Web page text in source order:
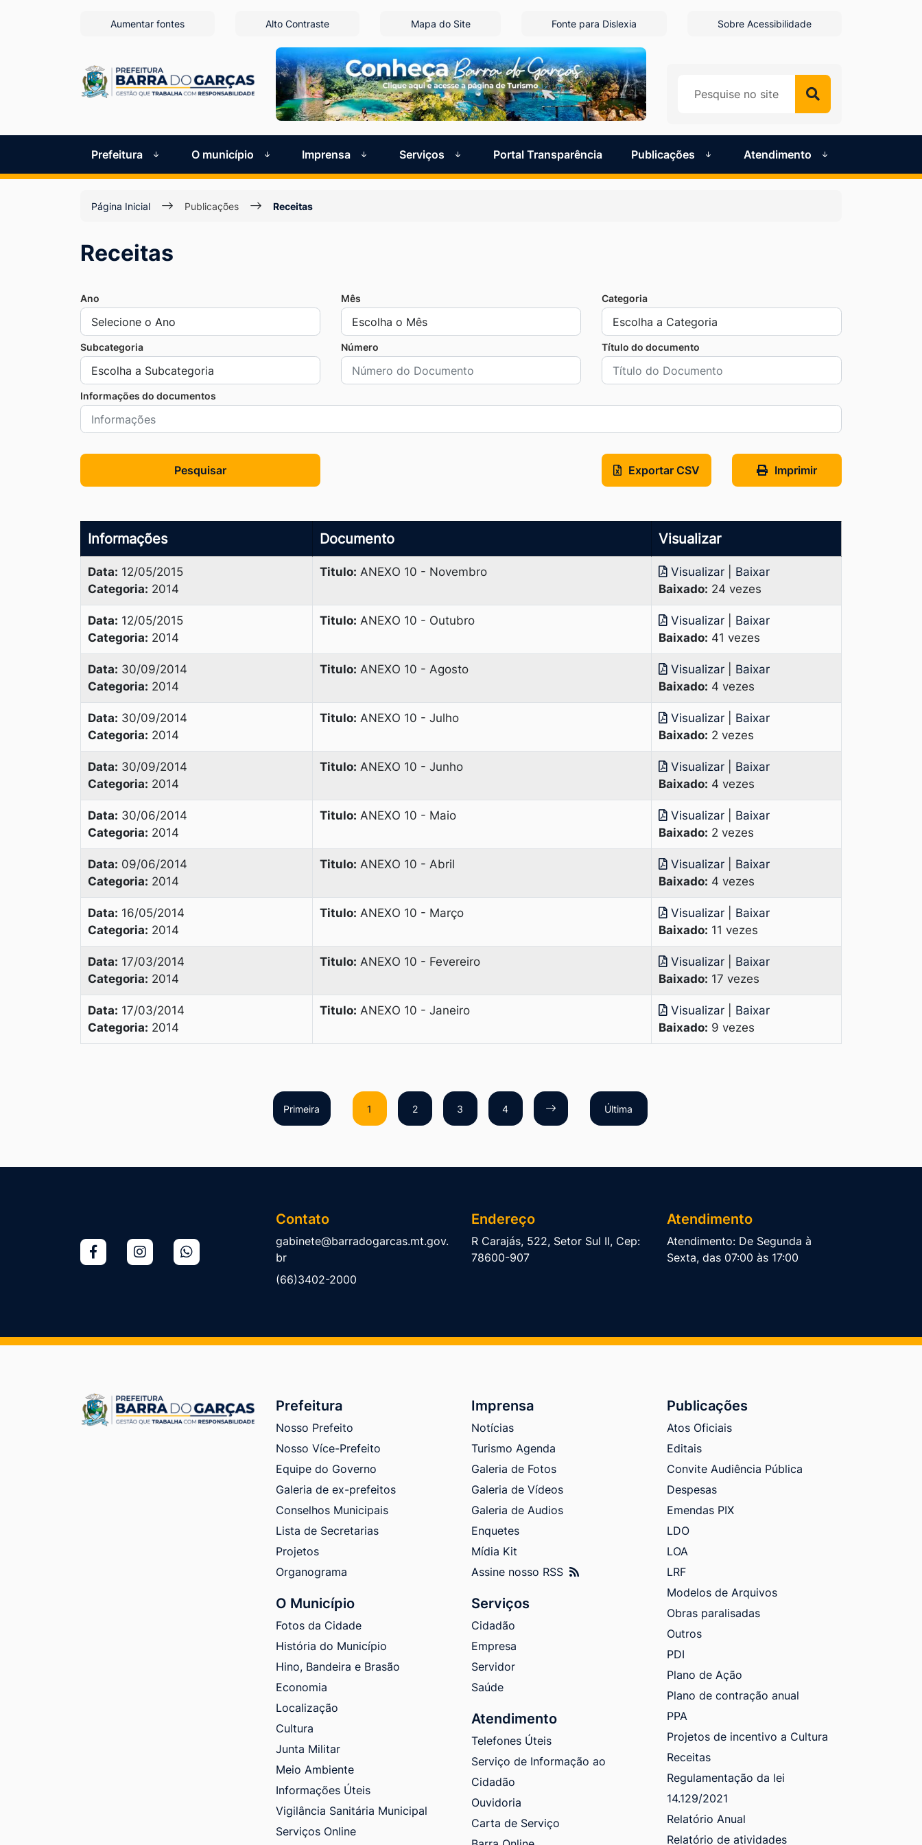
Seção
atalhos
e
links
de
acessibilidade
conteúdo
[alt+1]
para
menu
a
[alt+3]
para
o
rodapé
[alt+4]
Aumentar fontes Alto Contraste Mapa do Site Fonte para Dislexia Sobre Acessibilidade
Prefeitura O município Imprensa Serviços Portal Transparência Publicações Atendimento
Página Inicial Publicações Receitas
Receitas
Ano Mês Categoria
Subcategoria Número Título do documento
Informações do documentos
Pesquisar Exportar CSV Imprimir
Informações Documento Visualizar
Data: 12/05/2015
Categoria: 2014
Titulo: ANEXO 10 - Novembro Visualizar
Baixar
Baixado: 24 vezes
Data: 12/05/2015
Categoria: 2014
Titulo: ANEXO 10 - Outubro Visualizar
Baixar
Baixado: 41 vezes
Data: 30/09/2014
Categoria: 2014
Titulo: ANEXO 10 - Agosto Visualizar
Baixar
Baixado: 4 vezes
Data: 30/09/2014
Categoria: 2014
Titulo: ANEXO 10 - Julho Visualizar
Baixar
Baixado: 2 vezes
Data: 30/09/2014
Categoria: 2014
Titulo: ANEXO 10 - Junho Visualizar
Baixar
Baixado: 4 vezes
Data: 30/06/2014
Categoria: 2014
Titulo: ANEXO 10 - Maio Visualizar
Baixar
Baixado: 2 vezes
Data: 09/06/2014
Categoria: 2014
Titulo: ANEXO 10 - Abril Visualizar
Baixar
Baixado: 4 vezes
Data: 16/05/2014
Categoria: 2014
Titulo: ANEXO 10 - Março Visualizar
Baixar
Baixado: 11 vezes
Data: 17/03/2014
Categoria: 2014
Titulo: ANEXO 10 - Fevereiro Visualizar
Baixar
Baixado: 17 vezes
Data: 17/03/2014
Categoria: 2014
Titulo: ANEXO 10 - Janeiro Visualizar
Baixar
Baixado: 9 vezes
Primeira 1 2 3 4 Última
Contato
gabinete@barradogarcas.mt.gov.
br
(66)3402-2000
Endereço
R Carajás, 522, Setor Sul II, Cep:
78600-907
Atendimento
Atendimento: De Segunda à
Sexta, das 07:00 às 17:00
Prefeitura
Nosso Prefeito
Nosso Více-Prefeito
Equipe do Governo
Galeria de ex-prefeitos
Conselhos Municipais
Lista de Secretarias
Projetos
Organograma
O Município
Fotos da Cidade
História do Município
Hino, Bandeira e Brasão
Economia
Localização
Cultura
Junta Militar
Meio Ambiente
Informações Úteis
Vigilância Sanitária Municipal
Serviços Online
Imprensa
Notícias
Turismo Agenda
Galeria de Fotos
Galeria de Vídeos
Galeria de Audios
Enquetes
Mídia Kit
Assine nosso RSS
Serviços
Cidadão
Empresa
Servidor
Saúde
Atendimento
Telefones Úteis
Serviço de Informação ao
Cidadão
Ouvidoria
Carta de Serviço
Publicações
Atos Oficiais
Editais
Convite Audiência Pública
Despesas
Emendas PIX
LDO
LOA
LRF
Modelos de Arquivos
Obras paralisadas
Outros
PDI
Plano de Ação
Plano de contração anual
PPA
Projetos de incentivo a Cultura
Receitas
Regulamentação da lei
14.129/2021
Relatório Anual
Relatório de atividades